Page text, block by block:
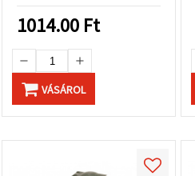
1014.00 Ft
VÁSÁROL